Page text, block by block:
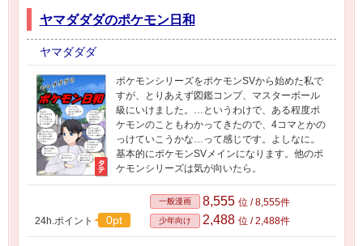
ヤマダダダのポケモン日和
ヤマダダダ
ポケモンシリーズをポケモンSVから始めた私で
すが、とりあえず図鑑コンプ、マスターボール
級にいけました。…というわけで、ある程度ポ
ケモンのこともわかってきたので、4コマとかの
っけていこうかな…って感じです。よしなに。
基本的にポケモンSVメインになります。他のポ
ケモンシリーズは気が向いたら。
24h.ポイント 0pt
一般漫画 8,555 位 / 8,555件
少年向け 2,488 位 / 2,488件